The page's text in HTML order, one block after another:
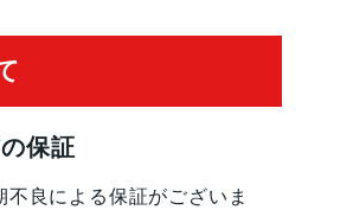
保証
不良による保証がございま